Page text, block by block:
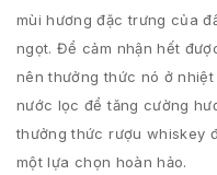
mùi hương đặc trưng của
ngọt. Để cảm nhận hết
nên thưởng thức nó ở
nước lọc để tăng cường
thưởng thức rượu whiskey
một lựa chọn hoàn hảo.